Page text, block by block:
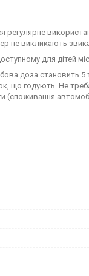
не викликають
для дітей
доза становить 5
що годують. Не
(споживання